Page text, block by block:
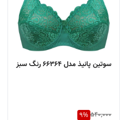
سوتین پانیذ مدل 66364 رنگ سبز
540,000
9%